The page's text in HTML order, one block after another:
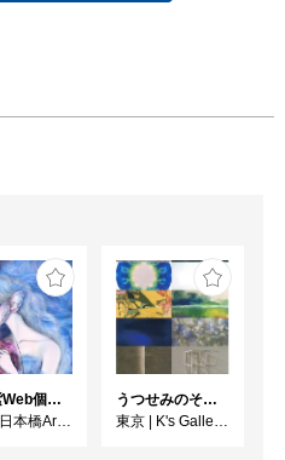
月乃紫Web個展 花幻月色（はなまぼろしのつきいろ）
日本橋Art.jp
うつせみのそら展
東京
K's Gallery room A